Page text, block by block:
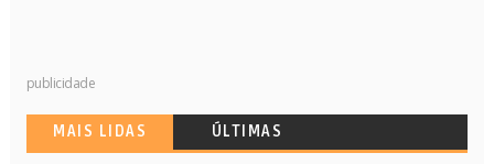
publicidade
MAIS LIDAS ÚLTIMAS